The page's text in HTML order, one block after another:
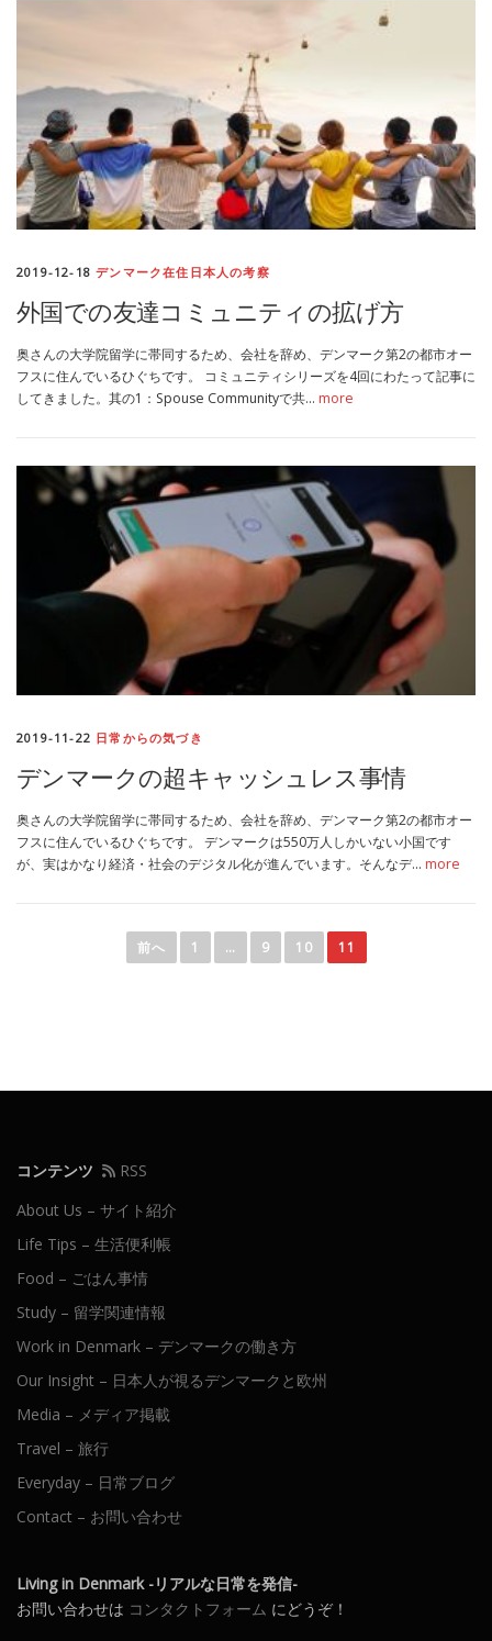
2019-12-18デンマーク在住日本人の考察
外国での友達コミュニティの拡げ方
奥さんの大学院留学に帯同するため、会社を辞め、デンマーク第2の都市オー
フスに住んでいるひぐちです。 コミュニティシリーズを4回にわたって記事に
してきました。其の1：Spouse Communityで共… more
2019-11-22 日常からの気づき
デンマークの超キャッシュレス事情
奥さんの大学院留学に帯同するため、会社を辞め、デンマーク第2の都市オー
フスに住んでいるひぐちです。 デンマークは550万人しかいない小国です
が、実はかなり経済・社会のデジタル化が進んでいます。そんなデ… more
シ
前へ 1 … 9 10 11
コンテンツ
RSS
About Us – サイト紹介
Life Tips – 生活便利帳
Food – ごはん事情
Study – 留学関連情報
Work in Denmark – デンマークの働き方
Our Insight – 日本人が視るデンマークと欧州
Media – メディア掲載
Travel – 旅行
Everyday – 日常ブログ
Contact – お問い合わせ
Living in Denmark -リアルな日常を発信-
お問い合わせは コンタクトフォーム にどうぞ！